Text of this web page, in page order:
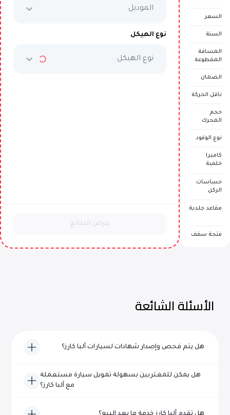
السعر
السنة
المسافة
المقطوعة
الضمان
ناقل الحركة
حجم
المحرك
نوع الوقود
كاميرا
خلفية
حساسات
الركن
مقاعد جلدية
فتحة سقف
الموديل
نوع الهيكل
نوع الهيكل
عرض النتائج
الأسئلة الشائعة
هل يتم فحص وإصدار شهادات لسيارات ألبا كارز؟
نعم، تخضع كل مركبة من سيارات ألبا كارز لفحص شامل ويتم
اعتمادها من حيث الجودة والموثوقية قبل إدراجها للبيع.
هل يمكن للمغتربين بسهولة تمويل سيارة مستعملة
مع ألبا كارز؟
بالتأكيد! يتخصص فريقنا ذو الخبرة في مساعدة المغتربين في